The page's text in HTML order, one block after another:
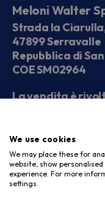
Meloni Walter
Strada la
47899 Serravalle
Repubblica di
COE SM02964
La vendita è
Seguici sui social
We use cookies
We may place these for
website, show
experience. For more
settings.